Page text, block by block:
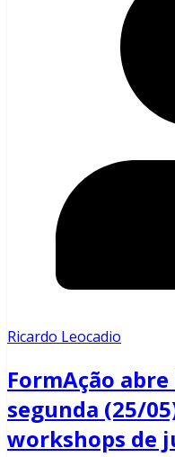
Ricardo Leocadio
FormAção
segunda (25/
workshops de